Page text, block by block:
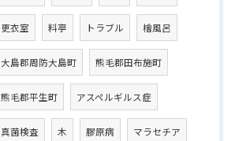
更衣室 料亭 トラブル 檜風呂
大島郡周防大島町 熊毛郡田布施町
熊毛郡平生町 アスペルギルス症
真菌検査 木 膠原病 マラセチア